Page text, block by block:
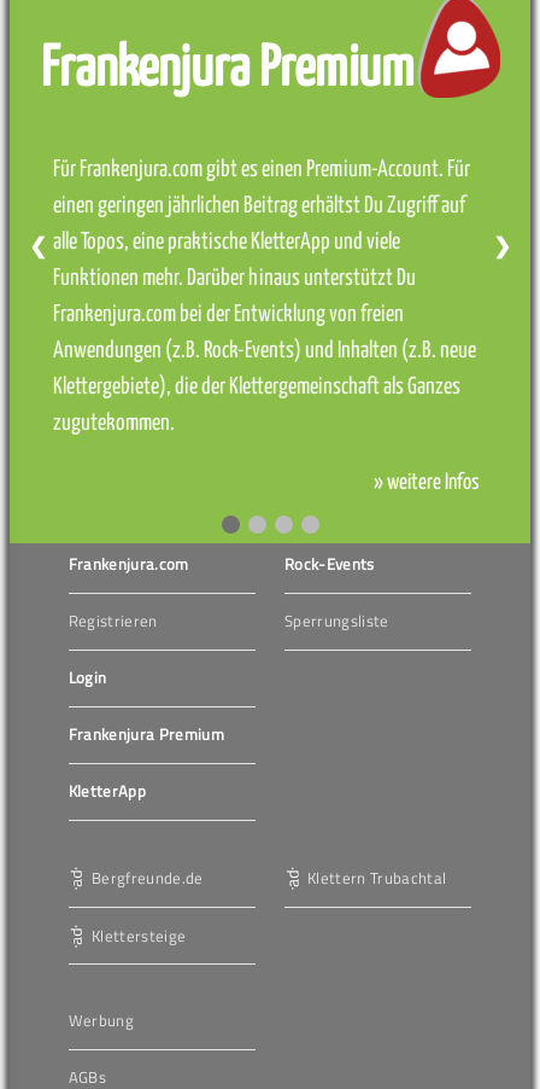
Frankenjura Premium
Für Frankenjura.com gibt es einen Premium-Account. Für
einen geringen jährlichen Beitrag erhältst Du Zugriff auf
alle Topos, eine praktische KletterApp und viele
Funktionen mehr. Darüber hinaus unterstützt Du
Frankenjura.com bei der Entwicklung von freien
Anwendungen (z.B. Rock-Events) und Inhalten (z.B. neue
Klettergebiete), die der Klettergemeinschaft als Ganzes
zugutekommen.
» weitere Infos
❮ ❯
Frankenjura.com
Registrieren
Login
Frankenjura Premium
KletterApp
Rock-Events
Sperrungsliste
Bergfreunde.de
Klettersteige
Klettern Trubachtal
Werbung
AGBs